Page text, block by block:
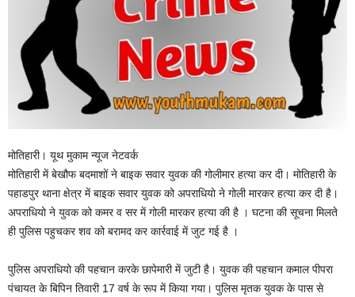
मोतिहारी। यूथ मुकाम न्यूज नेटवर्क
मोतिहारी में बेखौफ बदमाशों ने बाइक सवार युवक की गोलीमार हत्या कर दी। मोतिहारी के
पहाडपुर थाना क्षेत्र में बाइक सवार युवक को अपराधियो ने गोली मारकर हत्या कर दी है।
अपराधियो ने युवक को कमर व सर में गोली मारकर हत्या की है । घटना की सूचना मिलते
ही पुलिस पहुचकर शव को बरामद कर कार्रवाई में जुट गई है ।
पुलिस अपराधियो की पहचान करके छापेमारी में जुटी है। युवक की पहचान कमाल पीपरा
पंचायत के बिपिन तिवारी 17 वर्ष के रूप में किया गया। पुलिस मृतक युवक के पास से